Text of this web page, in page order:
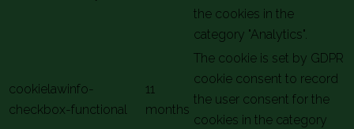
the cookies in the
category "Analytics".
cookielawinfo-
checkbox-functional
11
months
The cookie is set by GDPR
cookie consent to record
the user consent for the
cookies in the category